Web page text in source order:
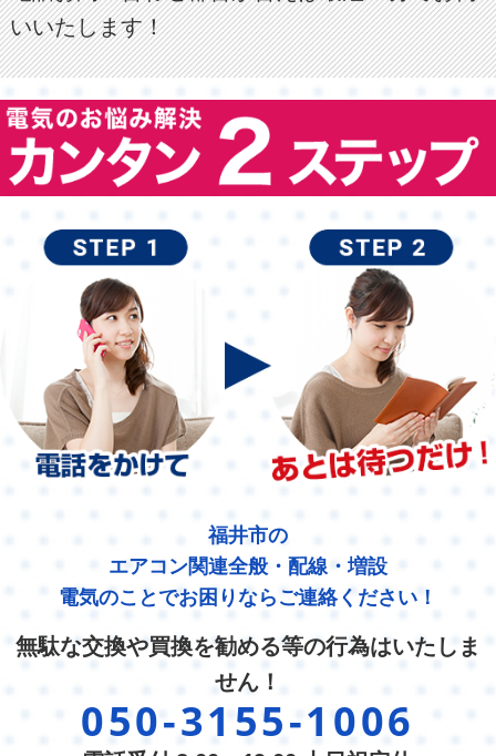
いいたします！
福井市の
エアコン関連全般・配線・増設
電気のことでお困りならご連絡ください！
無駄な交換や買換を勧める等の行為はいたしま
せん！
050-3155-1006